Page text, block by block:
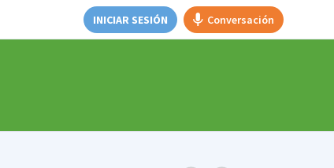
INICIAR SESIÓN Conversación